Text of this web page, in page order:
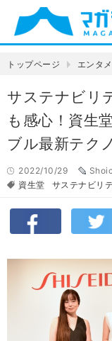
トップページ エンタメ
サステナビリ
も感心！資生
ブル最新テク
2022/10/29
資生堂
サステナビリ